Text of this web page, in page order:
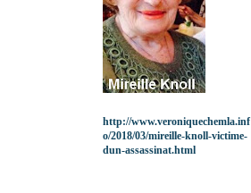
http://www.veroniquechemla.inf
o/2018/03/mireille-knoll-victime-
dun-assassinat.html